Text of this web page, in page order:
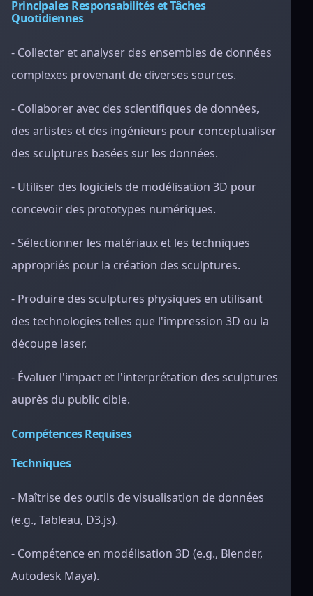
Principales Responsabilités et Tâches
Quotidiennes
- Collecter et analyser des ensembles de données
complexes provenant de diverses sources.
- Collaborer avec des scientifiques de données,
des artistes et des ingénieurs pour conceptualiser
des sculptures basées sur les données.
- Utiliser des logiciels de modélisation 3D pour
concevoir des prototypes numériques.
- Sélectionner les matériaux et les techniques
appropriés pour la création des sculptures.
- Produire des sculptures physiques en utilisant
des technologies telles que l'impression 3D ou la
découpe laser.
- Évaluer l'impact et l'interprétation des sculptures
auprès du public cible.
Compétences Requises
Techniques
- Maîtrise des outils de visualisation de données
(e.g., Tableau, D3.js).
- Compétence en modélisation 3D (e.g., Blender,
Autodesk Maya).